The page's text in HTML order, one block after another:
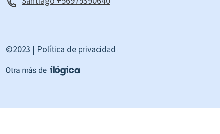
©2023 | Política de privacidad